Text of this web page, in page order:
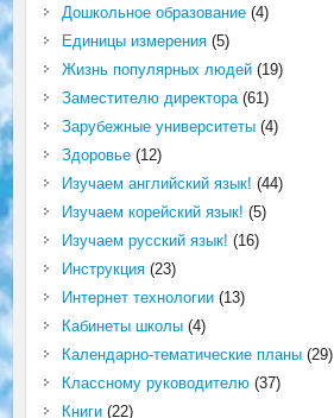
Дошкольное образование(4)
Единицы измерения(5)
Жизнь популярных людей(19)
Заместителю директора(61)
Зарубежные университеты(4)
Здоровье(12)
Изучаем английский язык! (44)
Изучаем корейский язык! (5)
Изучаем русский язык! (16)
Инструкция(23)
Интернет технологии(13)
Кабинеты школы(4)
Календарно-тематические планы(29)
Классному руководителю(37)
Книги(22)